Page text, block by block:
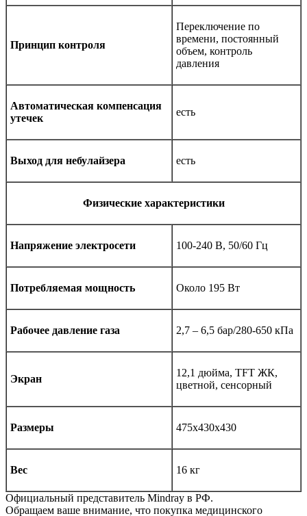
Принцип контроля
Переключение по
времени, постоянный
объем, контроль
давления
Автоматическая компенсация
утечек
есть
Выход для небулайзера есть
Физические характеристики
Напряжение электросети 100-240 В, 50/60 Гц
Потребляемая мощность Около 195 Вт
Рабочее давление газа 2,7 – 6,5 бар/280-650 кПа
Экран
12,1 дюйма, TFT ЖК,
цветной, сенсорный
Размеры 475х430х430
Вес 16 кг
Официальный представитель Mindray в РФ.
Обращаем ваше внимание, что покупка медицинского